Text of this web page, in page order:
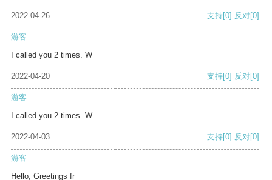
2022-04-26 支持[0] 反对[0]
游客
I called you 2 times. W
2022-04-20 支持[0] 反对[0]
游客
I called you 2 times. W
2022-04-03 支持[0] 反对[0]
游客
Hello, Greetings fr